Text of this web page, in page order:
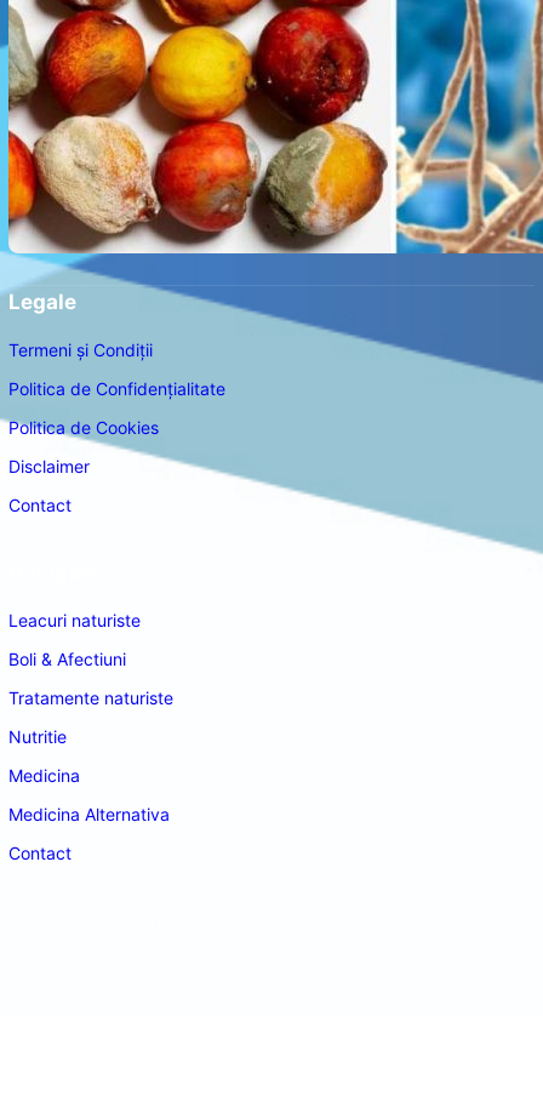
Legale
Termeni și Condiții
Politica de Confidențialitate
Politica de Cookies
Disclaimer
Contact
Leacuri naturiste
Boli & Afectiuni
Tratamente naturiste
Nutritie
Medicina
Medicina Alternativa
Contact